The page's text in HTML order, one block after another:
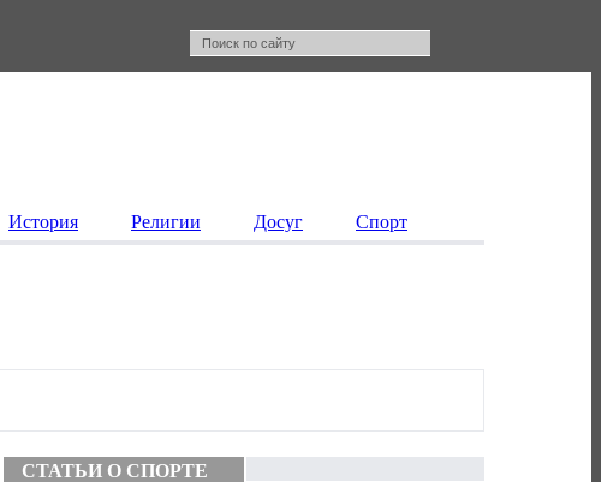
История Религии Досуг Спорт
СТАТЬИ О СПОРТЕ